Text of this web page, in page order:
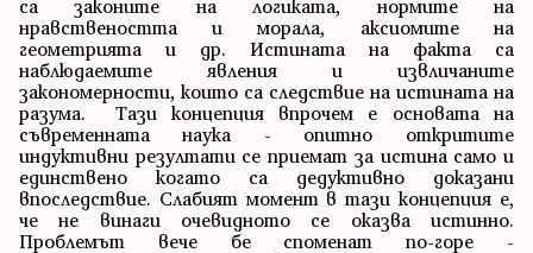
са законите на логиката, нормите на
нравствеността и морала, аксиомите на
геометрията и др. Истината на факта са
наблюдаемите явления и извличаните
закономерности, които са следствие на истината на
разума. Тази концепция впрочем е основата на
съвременната наука - опитно откритите
индуктивни резултати се приемат за истина само и
единствено когато са дедуктивно доказани
впоследствие. Слабият момент в тази концепция е,
че не винаги очевидното се оказва истинно.
Проблемът вече бе споменат по-горе -